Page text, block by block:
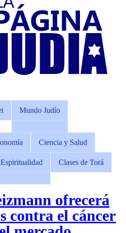
Mundo Judío
Ciencia y Salud
Espiritualidad Clases de Torá
ofrecerá
contra el cáncer